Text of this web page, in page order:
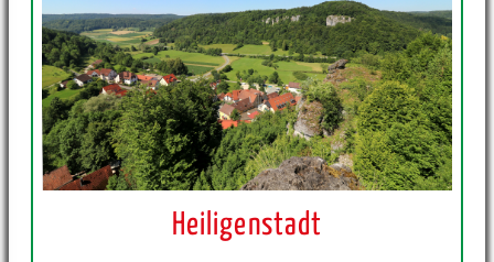
Heiligenstadt